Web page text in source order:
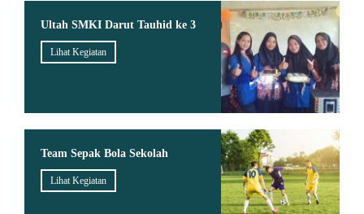
Ultah SMKI Darut Tauhid ke 3
Lihat Kegiatan
Team Sepak Bola Sekolah
Lihat Kegiatan